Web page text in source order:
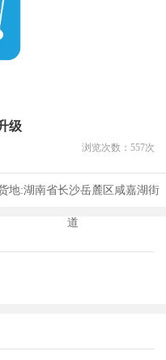
级
浏览次数： 557次
地:湖南省长沙岳麓区咸嘉湖街
道